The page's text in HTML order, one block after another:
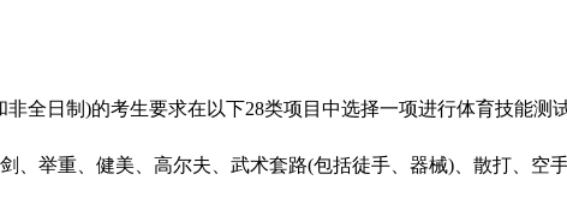
日制)的考生要求在以下28类项目中选择一项进行体育技能测
、举重、健美、高尔夫、武术套路(包括徒手、器械)、散打、空